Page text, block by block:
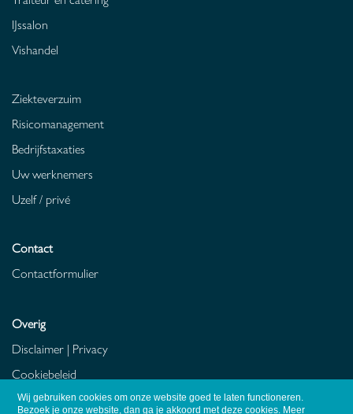
Wij gebruiken cookies om onze website goed te laten functioneren.
Bezoek je onze website, dan ga je akkoord met deze cookies. Meer
IJssalon
Vishandel
Ziekteverzuim
Risicomanagement
Bedrijfstaxaties
Uw werknemers
Uzelf / privé
Contact
Contactformulier
Overig
Disclaimer | Privacy
Cookiebeleid
Fraudebeleid